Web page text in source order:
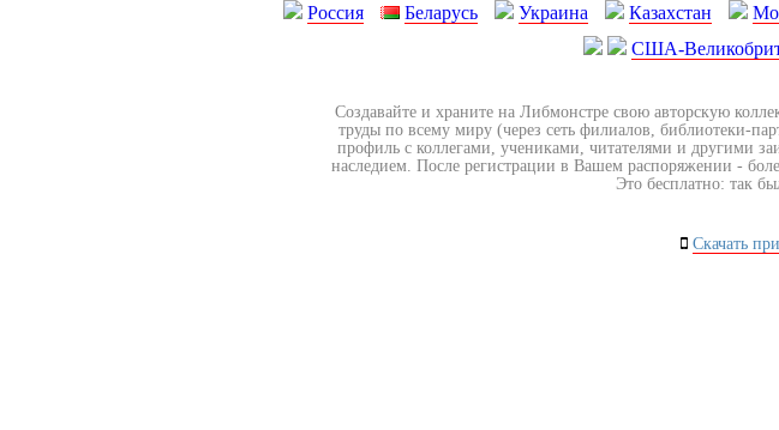
Россия Беларусь Украина Казахстан
США-
Создавайте и храните на Либмонстре свою авторскую
труды по всему миру (через сеть филиалов, библиотеки-
профиль с коллегами, учениками, читателями и другими
наследием. После регистрации в Вашем распоряжении -
Это бесплатно: так
Скачать